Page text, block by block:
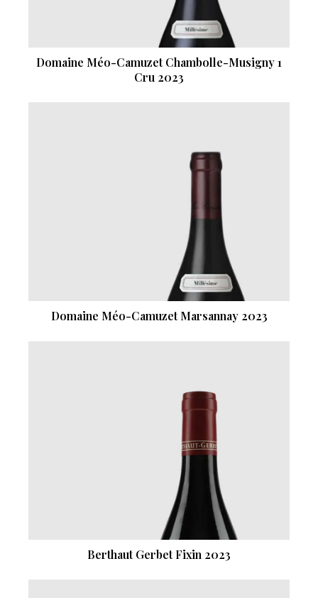
Domaine Méo-Camuzet Chambolle-Musigny 1
Cru 2023
Domaine Méo-Camuzet Marsannay 2023
Berthaut Gerbet Fixin 2023